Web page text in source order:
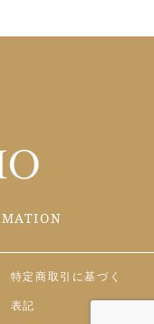
特定商取引に基づく
表記